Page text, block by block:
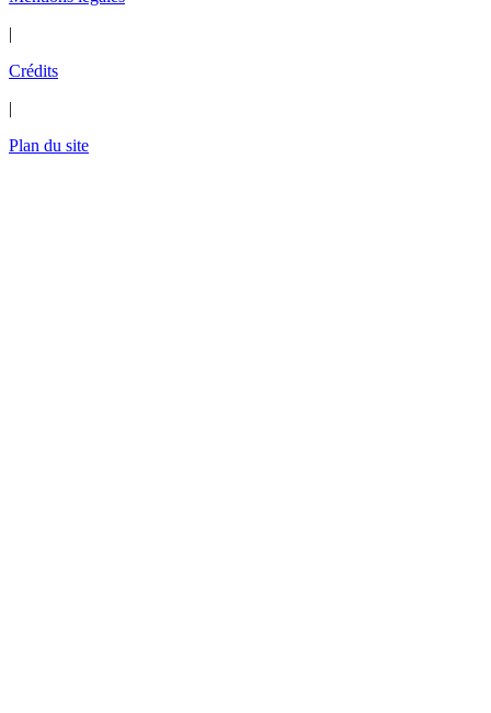
|
Crédits
|
Plan du site